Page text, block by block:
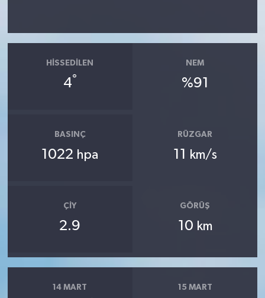
HISSEDILEN
4°
NEM
%91
BASINÇ
1022 hpa
RÜZGAR
11 km/s
ÇIY
2.9
GÖRÜŞ
10 km
14 MART 15 MART